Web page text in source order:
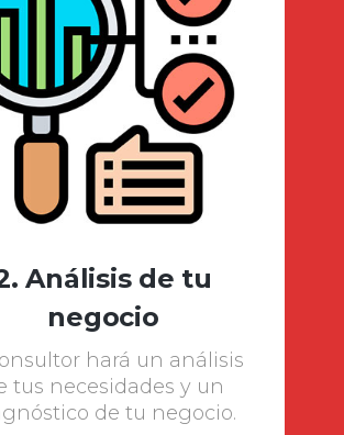
Análisis de tu
negocio
hará un análisis
tus necesidades y un
de tu negocio.